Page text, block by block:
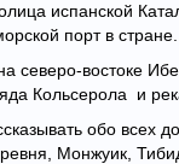
испанской
порт в стране.
северо-востоке
Кольсерола и
обо всех
Монжуик,